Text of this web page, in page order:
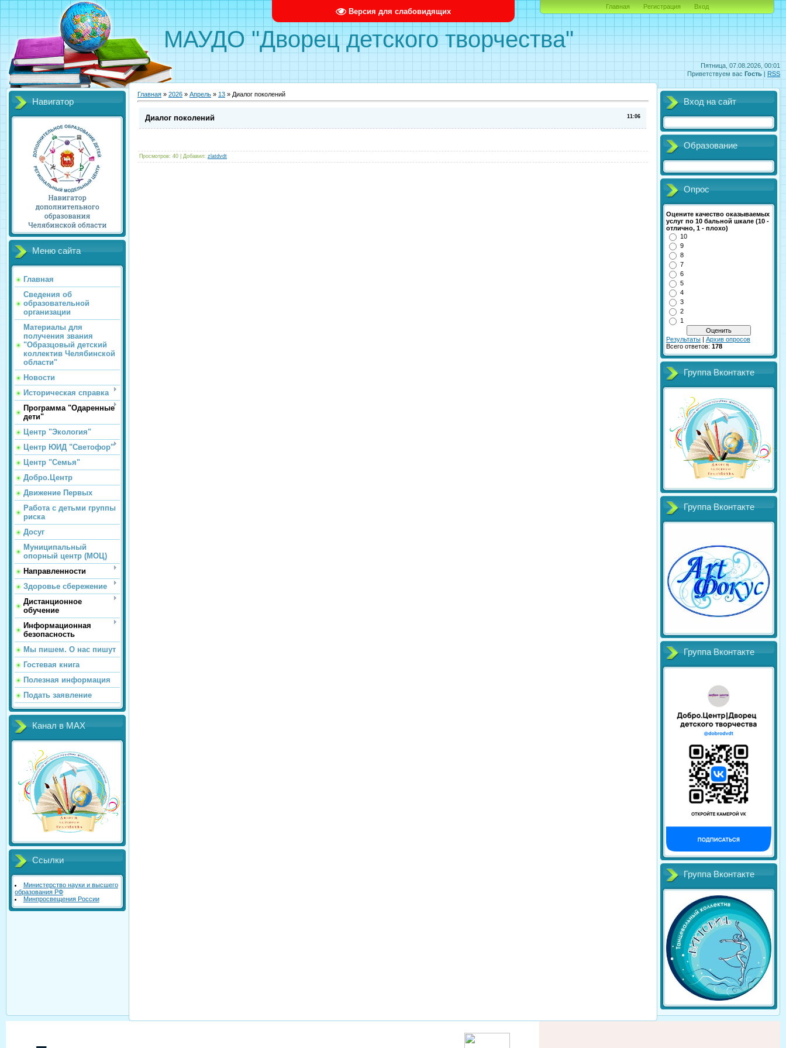
Версия для слабовидящих
Пятница, 07.08.2026, 00:01
Приветствуем вас Гость | RSS
МАУДО "Дворец детского творчества"
Главная Регистрация Вход
Навигатор
Меню сайта
Главная
Сведения об
образовательной
организации
Материалы для
получения звания
"Образцовый детский
коллектив Челябинской
области"
Новости
Историческая справка
Программа "Одаренные
дети"
Центр "Экология"
Центр ЮИД "Светофор"
Центр "Семья"
Добро.Центр
Движение Первых
Работа с детьми группы
риска
Досуг
Муниципальный
опорный центр (МОЦ)
Направленности
Здоровье сбережение
Дистанционное
обучение
Информационная
безопасность
Мы пишем. О нас пишут
Гостевая книга
Полезная информация
Подать заявление
Канал в MAX
Ссылки
Министерство науки и высшего
образования РФ
Минпросвещения России
Главная » 2026 » Апрель » 13 » Диалог поколений
11:06
Диалог поколений
Просмотров: 40 Добавил: zlatdvdt
Вход на сайт
Образование
Опрос
Оцените качество оказываемых
услуг по 10 бальной шкале (10 -
отлично, 1 - плохо)
10
9
8
7
6
5
4
3
2
1
Результаты | Архив опросов
Всего ответов: 178
Группа Вконтакте
Группа Вконтакте
Группа Вконтакте
Группа Вконтакте